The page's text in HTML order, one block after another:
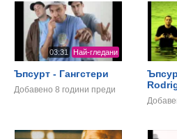
03:31 Най-гледани
Ъпсурт - Гангстери
Добавено8 години преди